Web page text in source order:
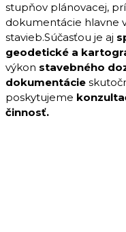
stupňov plánovacej,
dokumentácie hlavne
stavieb.Súčasťou je aj
geodetické a
výkon stavebného
dokumentácie
poskytujeme
činnosť.